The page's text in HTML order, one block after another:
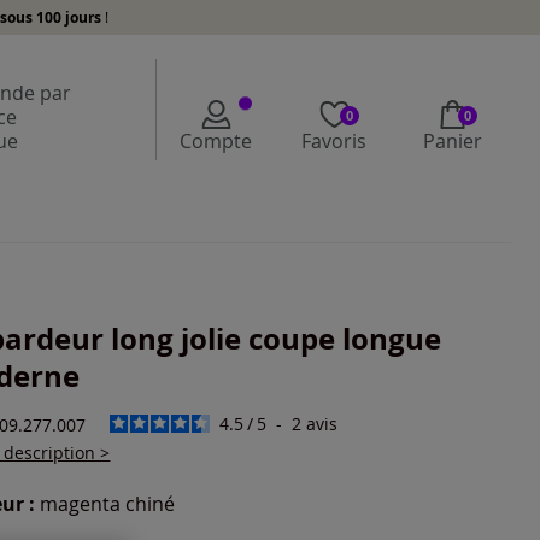
sous 100 jours !
par
Compte
0
Favoris
0
Panier
long jolie coupe longue
4.5 / 5 - 2avis
description >
: magenta chiné